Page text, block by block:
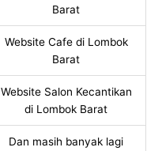
Barat
Website Cafe di Lombok
Barat
Website Salon Kecantikan
di Lombok Barat
Dan masih banyak lagi